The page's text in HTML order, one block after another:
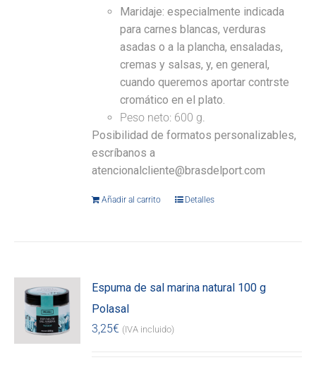
Maridaje: especialmente indicada
para carnes blancas, verduras
asadas o a la plancha, ensaladas,
cremas y salsas, y, en general,
cuando queremos aportar contrste
cromático en el plato.
Peso neto: 600 g.
Posibilidad de formatos personalizables,
escríbanos a
atencionalcliente@brasdelport.com
Añadir al carrito Detalles
Espuma de sal marina natural 100 g
Polasal
3,25€ (IVA incluido)